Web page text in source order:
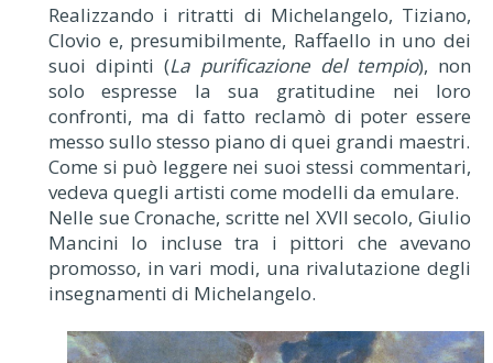
Realizzando i ritratti di Michelangelo, Tiziano,
Clovio e, presumibilmente, Raffaello in uno dei
suoi dipinti (La purificazione del tempio), non
solo espresse la sua gratitudine nei loro
confronti, ma di fatto reclamò di poter essere
messo sullo stesso piano di quei grandi maestri.
Come si può leggere nei suoi stessi commentari,
vedeva quegli artisti come modelli da emulare.
Nelle sue Cronache, scritte nel XVII secolo, Giulio
Mancini lo incluse tra i pittori che avevano
promosso, in vari modi, una rivalutazione degli
insegnamenti di Michelangelo.